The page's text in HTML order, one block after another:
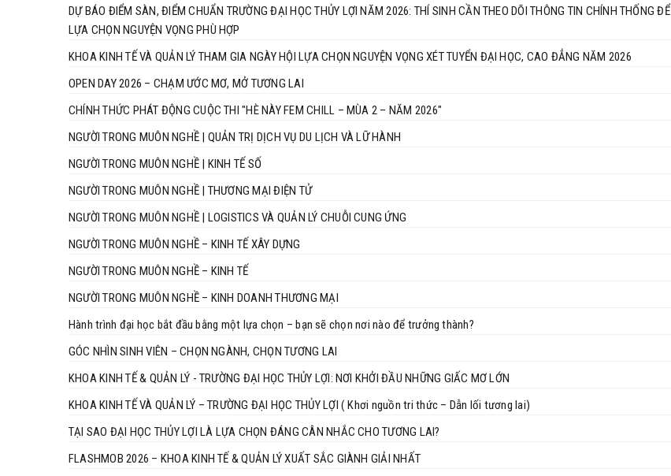
DỰ BÁO ĐIỂM SÀN, ĐIỂM CHUẨN TRƯỜNG ĐẠI HỌC THỦY LỢI NĂM 2026: THÍ SINH CẦN THEO DÕI THÔNG TIN CHÍNH THỐNG ĐỂ
LỰA CHỌN NGUYỆN VỌNG PHÙ HỢP
KHOA KINH TẾ VÀ QUẢN LÝ THAM GIA NGÀY HỘI LỰA CHỌN NGUYỆN VỌNG XÉT TUYỂN ĐẠI HỌC, CAO ĐẲNG NĂM 2026
OPEN DAY 2026 – CHẠM ƯỚC MƠ, MỞ TƯƠNG LAI
CHÍNH THỨC PHÁT ĐỘNG CUỘC THI "HÈ NÀY FEM CHILL – MÙA 2 – NĂM 2026"
NGƯỜI TRONG MUÔN NGHỀ | QUẢN TRỊ DỊCH VỤ DU LỊCH VÀ LỮ HÀNH
NGƯỜI TRONG MUÔN NGHỀ | KINH TẾ SỐ
NGƯỜI TRONG MUÔN NGHỀ | THƯƠNG MẠI ĐIỆN TỬ
NGƯỜI TRONG MUÔN NGHỀ | LOGISTICS VÀ QUẢN LÝ CHUỖI CUNG ỨNG
NGƯỜI TRONG MUÔN NGHỀ – KINH TẾ XÂY DỰNG
NGƯỜI TRONG MUÔN NGHỀ – KINH TẾ
NGƯỜI TRONG MUÔN NGHỀ – KINH DOANH THƯƠNG MẠI
Hành trình đại học bắt đầu bằng một lựa chọn – bạn sẽ chọn nơi nào để trưởng thành?
GÓC NHÌN SINH VIÊN – CHỌN NGÀNH, CHỌN TƯƠNG LAI
KHOA KINH TẾ & QUẢN LÝ - TRƯỜNG ĐẠI HỌC THỦY LỢI: NƠI KHỞI ĐẦU NHỮNG GIẤC MƠ LỚN
KHOA KINH TẾ VÀ QUẢN LÝ – TRƯỜNG ĐẠI HỌC THỦY LỢI ( Khơi nguồn tri thức – Dẫn lối tương lai)
TẠI SAO ĐẠI HỌC THỦY LỢI LÀ LỰA CHỌN ĐÁNG CÂN NHẮC CHO TƯƠNG LAI?
FLASHMOB 2026 – KHOA KINH TẾ & QUẢN LÝ XUẤT SẮC GIÀNH GIẢI NHẤT